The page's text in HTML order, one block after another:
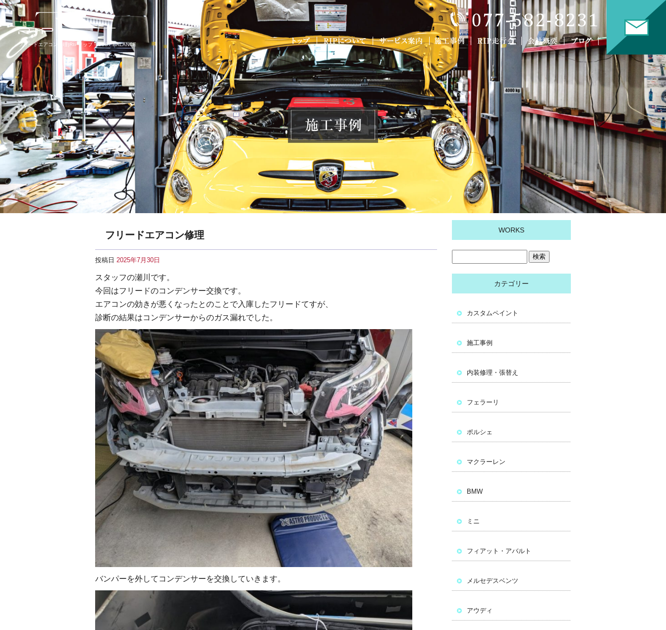
フリードエアコン修理|RIPリップ – JUST BALANCE
フリードエアコン修理
投稿日 2025年7月30日
スタッフの瀬川です。
今回はフリードのコンデンサー交換です。
エアコンの効きが悪くなったとのことで入庫したフリードてすが、
診断の結果はコンデンサーからのガス漏れでした。
バンパーを外してコンデンサーを交換していきます。
WORKS
カテゴリー
カスタムペイント
施工事例
内装修理・張替え
フェラーリ
ポルシェ
マクラーレン
BMW
ミニ
フィアット・アバルト
メルセデスベンツ
アウディ